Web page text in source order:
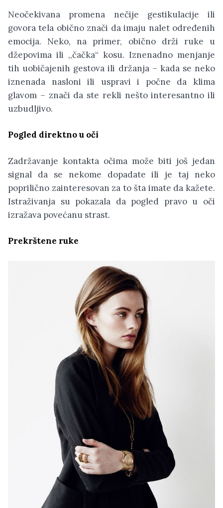
Neočekivana promena nečije gestikulacije ili
govora tela obično znači da imaju nalet određenih
emocija. Neko, na primer, obično drži ruke u
džepovima ili ,,čačka“ kosu. Iznenadno menjanje
tih uobičajenih gestova ili držanja – kada se neko
iznenada nasloni ili uspravi i počne da klima
glavom – znači da ste rekli nešto interesantno ili
uzbudljivo.
Pogled direktno u oči
Zadržavanje kontakta očima može biti još jedan
signal da se nekome dopadate ili je taj neko
poprilično zainteresovan za to šta imate da kažete.
Istraživanja su pokazala da pogled pravo u oči
izražava povećanu strast.
Prekrštene ruke